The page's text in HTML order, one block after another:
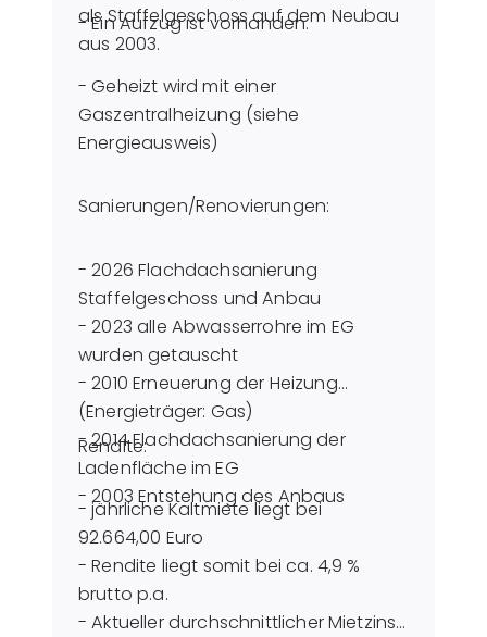
als Staffelgeschoss auf dem Neubau
aus 2003.
- Ein Aufzug ist vorhanden.
- Geheizt wird mit einer
Gaszentralheizung (siehe
Energieausweis)
Sanierungen/Renovierungen:
- 2026 Flachdachsanierung
Staffelgeschoss und Anbau
- 2023 alle Abwasserrohre im EG
wurden getauscht
- 2010 Erneuerung der Heizung
(Energieträger: Gas)
- 2014 Flachdachsanierung der
Ladenfläche im EG
- 2003 Entstehung des Anbaus
Rendite:
- jährliche Kaltmiete liegt bei
92.664,00 Euro
- Rendite liegt somit bei ca. 4,9 %
brutto p.a.
- Aktueller durchschnittlicher Mietzins